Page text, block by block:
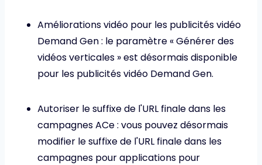
Améliorations vidéo pour les publicités vidéo
Demand Gen : le paramètre « Générer des
vidéos verticales » est désormais disponible
pour les publicités vidéo Demand Gen.
Autoriser le suffixe de l'URL finale dans les
campagnes ACe : vous pouvez désormais
modifier le suffixe de l'URL finale dans les
campagnes pour applications pour